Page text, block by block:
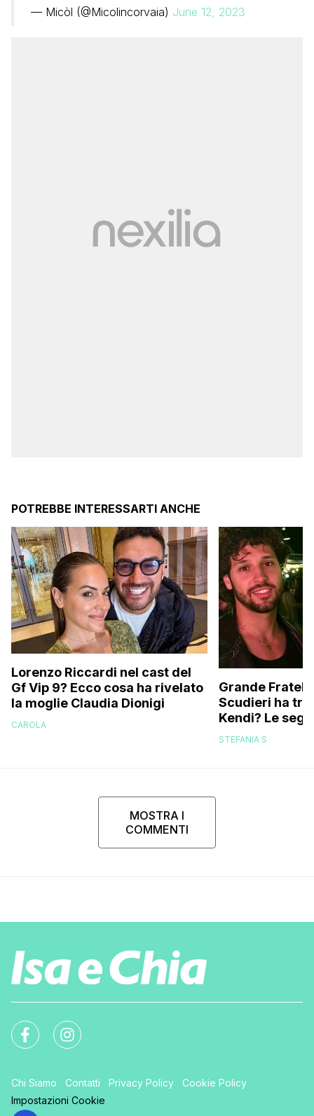
— Micòl (@Micolincorvaia) June 12, 2023
POTREBBE INTERESSARTI ANCHE
Lorenzo Riccardi nel cast del
Gf Vip 9? Ecco cosa ha rivelato
la moglie Claudia Dionigi
CAROLA
Grande
Scudieri ha
Kendi? Le
replica dell’ex
STEFANIA S
MOSTRA I
COMMENTI
Chi Siamo Contatti Privacy Policy
Cookie Policy
Impostazioni Cookie